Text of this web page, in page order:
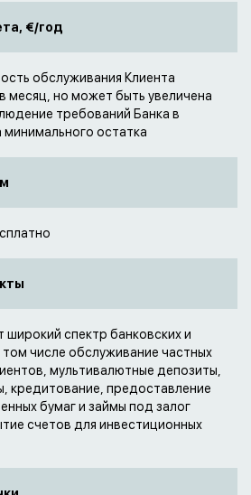
€/год
обслуживания Клиента
месяц, но может быть увеличена
требований Банка в
остатка
широкий спектр банковских и
том числе обслуживание частных
мультивалютные депозиты,
кредитование, предоставление
бумаг и займы под залог
счетов для инвестиционных